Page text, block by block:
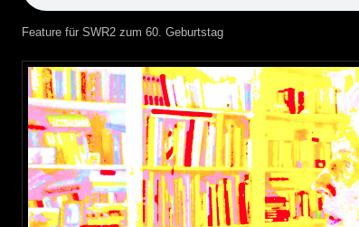
Feature für SWR2 zum 60. Geburtstag